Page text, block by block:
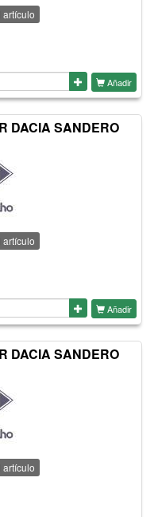
artículo
Añadir
DACIA SANDERO
artículo
Añadir
DACIA SANDERO
artículo